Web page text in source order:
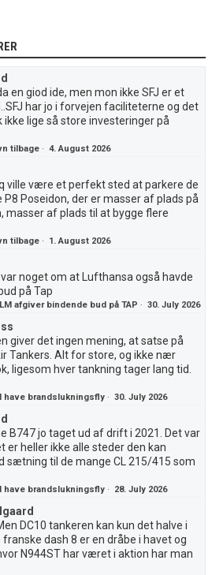
en giod ide, men mon ikke SFJ er et
har jo i forvejen faciliteterne og det
ikke lige så store investeringer på
tilbage ·4. August 2026
ville være et perfekt sted at parkere de
P8 Poseidon, der er masser af plads på
masser af plads til at bygge flere
tilbage · 1. August 2026
noget om at Lufthansa også havde
på Tap
afgiver bindende bud på TAP ·30. July 2026
giver det ingen mening, at satse på
Tankers. Alt for store, og ikke nær
ligesom hver tankning tager lang tid.
have brandslukningsfly ·30. July 2026
B747 jo taget ud af drift i 2021. Det var
er heller ikke alle steder den kan
sætning til de mange CL 215/415 som
have brandslukningsfly · 28. July 2026
DC10 tankeren kan kun det halve i
franske dash 8 er en dråbe i havet og
N944ST har været i aktion har man